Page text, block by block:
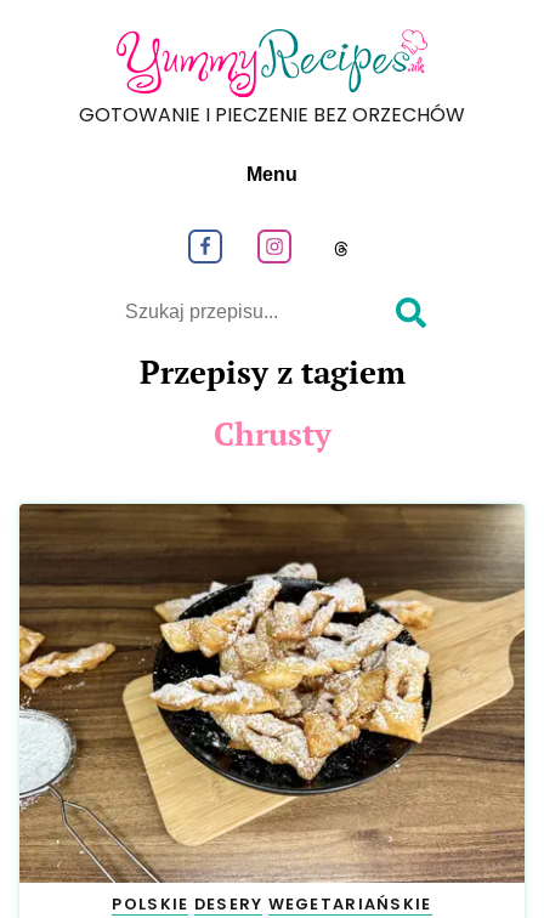
GOTOWANIE I PIECZENIE BEZ ORZECHÓW
Menu
Szukaj
Przepisy z tagiem
Chrusty
POLSKIE DESERY WEGETARIAŃSKIE